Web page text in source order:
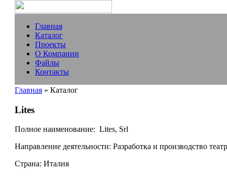
Главная
Каталог
Проекты
О Компании
Файлы
Контакты
Главная » Каталог
Lites
Полное наименование: Lites, Srl
Направление деятельности: Разработка и производство
Страна: Италия